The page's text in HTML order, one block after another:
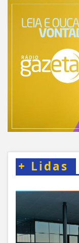
+ Lidas